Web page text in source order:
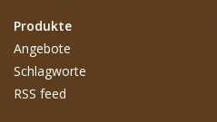
Produkte
Angebote
Schlagworte
RSS feed